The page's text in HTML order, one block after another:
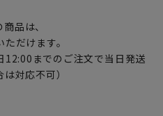
品は、
だけます。
12:00までのご注文で当日発送
対応不可）